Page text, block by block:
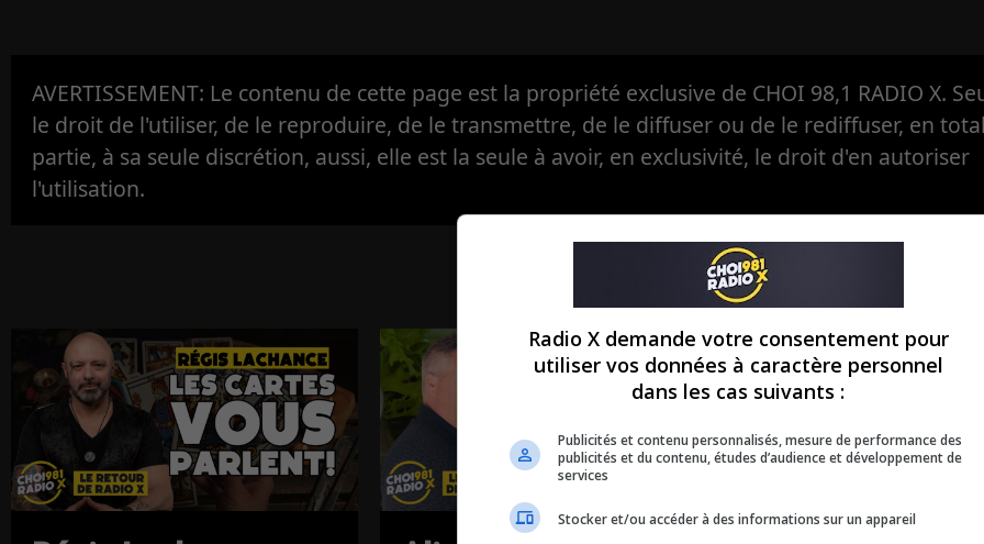
AVERTISSEMENT: Le contenu de cette page est la propriété exclusive de CHOI 98,1 RADIO X.
le droit de l'utiliser, de le reproduire, de le transmettre, de le diffuser ou de le rediffuser, en
partie, à sa seule discrétion, aussi, elle est la seule à avoir, en exclusivité, le droit d'en autoriser
l'utilisation.
Radio X demande votre consentement pour
utiliser vos données à caractère personnel
dans les cas suivants :
Publicités et contenu personnalisés, mesure de performance des
publicités et du contenu, études d’audience et développement de
services
Stocker et/ou accéder à des informations sur un appareil